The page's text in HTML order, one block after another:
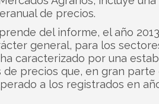
de precios.
del informe, el año
general, para los
caracterizado por una
de precios que, en gran parte
a los registrados en